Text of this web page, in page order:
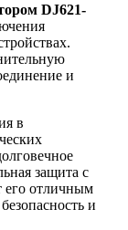
DJ621-
и
в
защита с
его отличным
и